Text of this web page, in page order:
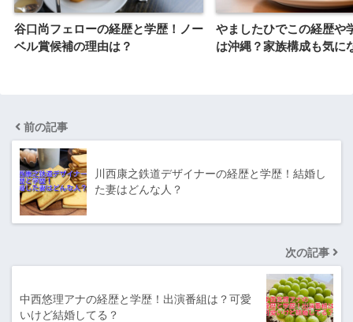
谷口尚フェローの経歴と学歴！ノー
ベル賞候補の理由は？
やましたひでこの経歴や
は沖縄？家族構成も気に
前の記事
川西康之鉄道デザイナーの経歴と学歴！結婚し
た妻はどんな人？
次の記事
中西悠理アナの経歴と学歴！出演番組は？可愛
いけど結婚してる？